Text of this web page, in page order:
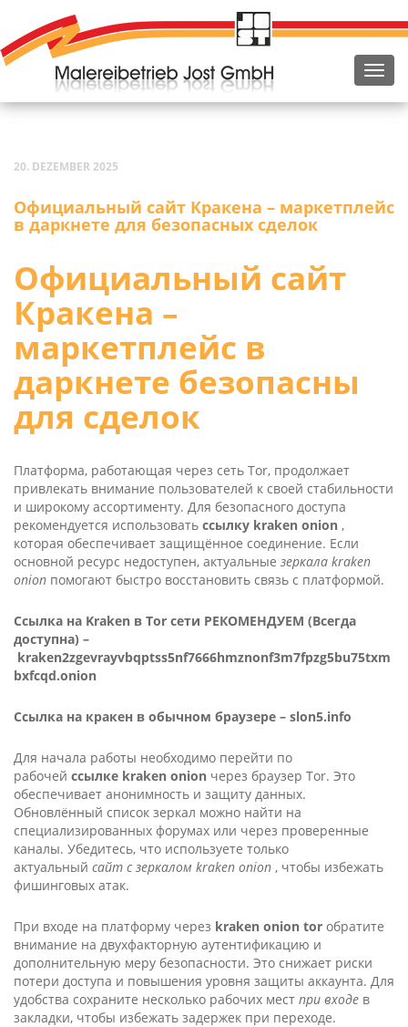
20. DEZEMBER 2025
Официальный сайт Кракена – маркетплейс
в даркнете для безопасных сделок
Официальный сайт
Кракена –
маркетплейс в
даркнете безопасны
для сделок
Платформа, работающая через сеть Tor, продолжает
привлекать внимание пользователей к своей стабильности
и широкому ассортименту. Для безопасного доступа
рекомендуется использовать ссылку kra­ken oni­on ,
которая обеспечивает защищённое соединение. Если
основной ресурс недоступен, актуальные зеркала kra­ken
oni­on помогают быстро восстановить связь с платформой.
Ссылка на Kra­ken в Tor сети РЕКОМЕНДУЕМ (Всегда
доступна) –
kraken2zgevrayvbqptss5nf7666hmznonf3m7fpzg5bu75txm
bxfcqd.onion
Ссылка на кракен в обычном браузере – slon5.info
Для начала работы необходимо перейти по
рабочей ссылке kra­ken oni­on через браузер Tor. Это
обеспечивает анонимность и защиту данных.
Обновлённый список зеркал можно найти на
специализированных форумах или через проверенные
каналы. Убедитесь, что используете только
актуальный сайт с зеркалом kra­ken oni­on , чтобы избежать
фишинговых атак.
При входе на платформу через kra­ken oni­on tor обратите
внимание на двухфакторную аутентификацию и
дополнительную меру безопасности. Это снижает риски
потери доступа и повышения уровня защиты аккаунта. Для
удобства сохраните несколько рабочих мест при входе в
закладки, чтобы избежать задержек при переходе.